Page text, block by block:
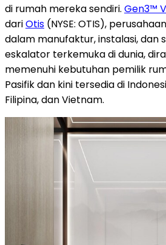
di rumah mereka sendiri. Gen3™
dariOtis (NYSE: OTIS), perusahaan
dalam manufaktur, instalasi, dan
eskalator terkemuka di dunia,
memenuhi kebutuhan pemilik
Pasifik dan kini tersedia di
Filipina, dan Vietnam.